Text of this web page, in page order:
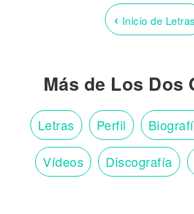
‹ Inicio de Letras
Más de Los Dos
Letras Perfil
Vídeos Discografía